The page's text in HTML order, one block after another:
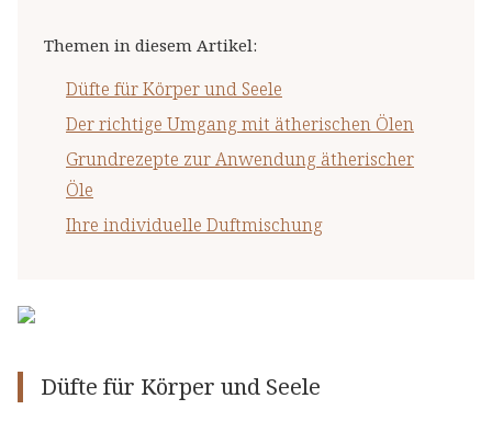
Themen in diesem Artikel:
Düfte für Körper und Seele
Der richtige Umgang mit ätherischen Ölen
Grundrezepte zur Anwendung ätherischer
Öle
Ihre individuelle Duftmischung
Düfte für Körper und Seele